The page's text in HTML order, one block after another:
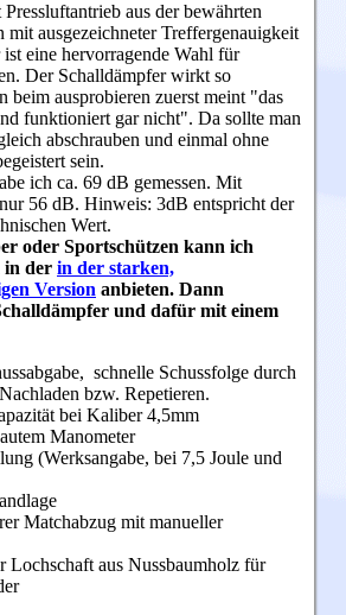
aus der bewährten
ausgezeichneter Treffergenauigkeit
eine hervorragende Wahl für
Der Schalldämpfer wirkt so
beim ausprobieren zuerst meint "das
funktioniert gar nicht". Da sollte man
abschrauben und einmal ohne
sein.
ich ca. 69 dB gemessen. Mit
56 dB. Hinweis: 3dB entspricht der
Wert.
oder Sportschützen kann ich
in der in der starken,
Version anbieten. Dann
und dafür mit einem
schnelle Schussfolge durch
bzw. Repetieren.
bei Kaliber 4,5mm
Manometer
(Werksangabe, bei 7,5 Joule und
Matchabzug mit manueller
Lochschaft aus Nussbaumholz für